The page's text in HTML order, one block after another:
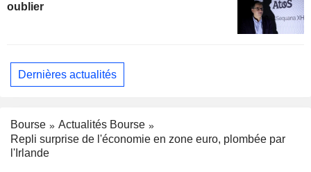
oublier
Dernières actualités
Bourse
Actualités Bourse
Repli surprise de l'économie en zone euro, plombée par
l'Irlande